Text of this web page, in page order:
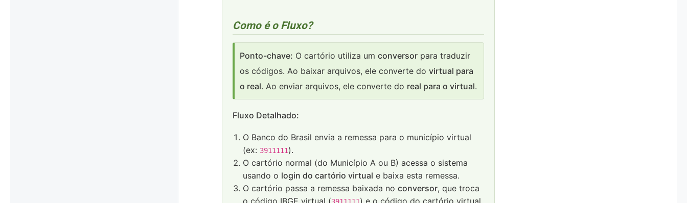
Como é o Fluxo?
Ponto-chave: O cartório utiliza umconversor para traduzir
os códigos. Ao baixar arquivos, ele converte dovirtual para
o real. Ao enviar arquivos, ele converte do real para o virtual.
Fluxo Detalhado:
O Banco do Brasil envia a remessa para o município virtual
(ex: 3911111).
O cartório normal (do Município A ou B) acessa o sistema
usando o login do cartório virtual e baixa esta remessa.
O cartório passa a remessa baixada noconversor, que troca
o código IBGE virtual (
) e o código do cartório virtual